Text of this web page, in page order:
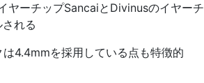
ヤーチップSancaiとDivinusのイヤーチ
れる
は4.4mmを採用している点も特徴的